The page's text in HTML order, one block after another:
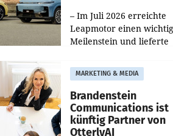
– Im Juli 2026 erreichte
Leapmotor einen
Meilenstein und lieferte
aus, womit sich das
gegenüber Juli 2025
verdoppelte (+102
MARKETING & MEDIA
Brandenstein
Communications ist
künftig Partner von
OtterlyAI